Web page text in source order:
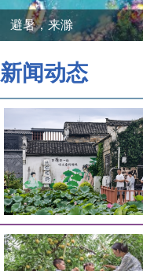
避暑，来滁
新闻动态